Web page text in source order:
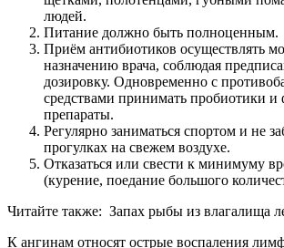
людей.
Питание должно быть полноценным.
Приём антибиотиков осуществлять
назначению врача, соблюдая
дозировку. Одновременно с
средствами принимать пробиотики
препараты.
Регулярно заниматься спортом и не
прогулках на свежем воздухе.
Отказаться или свести к минимуму
(курение, поедание большого
Читайте также: Запах рыбы из влагалища
К ангинам относят острые воспаления